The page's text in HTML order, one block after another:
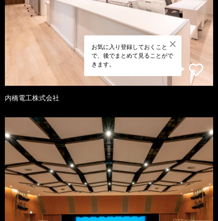
お気に入り登録しておくこと
で、後でまとめて見ることがで
きます。
内橋電工株式会社